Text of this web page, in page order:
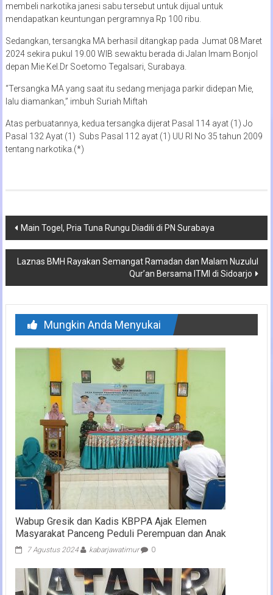
membeli narkotika janesi sabu tersebut untuk dijual untuk
mendapatkan keuntungan pergramnya Rp 100 ribu.
Sedangkan, tersangka MA berhasil ditangkap pada Jumat 08 Maret
2024 sekira pukul 19.00 WIB sewaktu berada di Jalan Imam Bonjol
depan Mie Kel.Dr Soetomo Tegalsari, Surabaya.
“Tersangka MA yang saat itu sedang menjaga parkir didepan Mie,
lalu diamankan,” imbuh Suriah Miftah
Atas perbuatannya, kedua tersangka dijerat Pasal 114 ayat (1) Jo
Pasal 132 Ayat (1) Subs Pasal 112 ayat (1) UU RI No 35 tahun 2009
tentang narkotika.(*)
Navigasi
pos
Main Togel, Pria Tuna Rungu Diadili di PN Surabaya
Laznas BMH Rayakan Semangat Ramadan dan Malam Nuzulul
Qur’an Bersama ITMI di Sidoarjo
Mungkin Anda Menyukai
Wabup Gresik dan Kadis KBPPA Ajak Elemen
Masyarakat Panceng Peduli Perempuan dan Anak
7 Agustus 2024 kabarjawatimur 0